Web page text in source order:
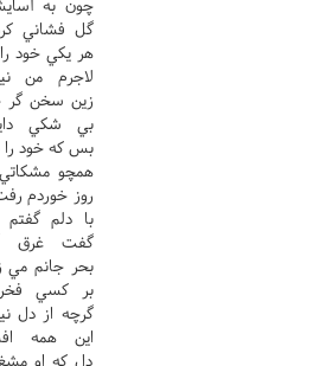
چون به
گل فشاني
هر يکي خود
لاجرم من
زين سخن گر
بي شکي
بس که خود
همچو
روز خوردم
با دلم
گفت غرق
بحر جانم
بر کسي
گرچه از دل
اين همه
دل که او